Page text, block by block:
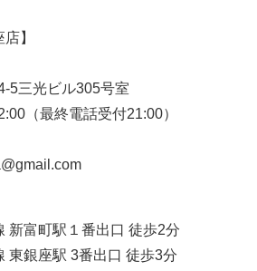
】
5三光ビル305号室
（最終電話受付21:00）
新富町駅１番出口 徒歩2分
東銀座駅 3番出口 徒歩3分